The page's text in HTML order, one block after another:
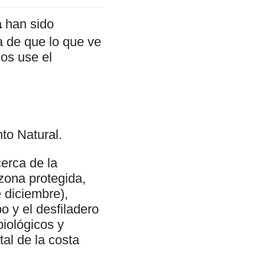
han sido
de que lo que ve
use el
Natural.
de la
protegida,
diciembre),
y el desfiladero
y
de la costa